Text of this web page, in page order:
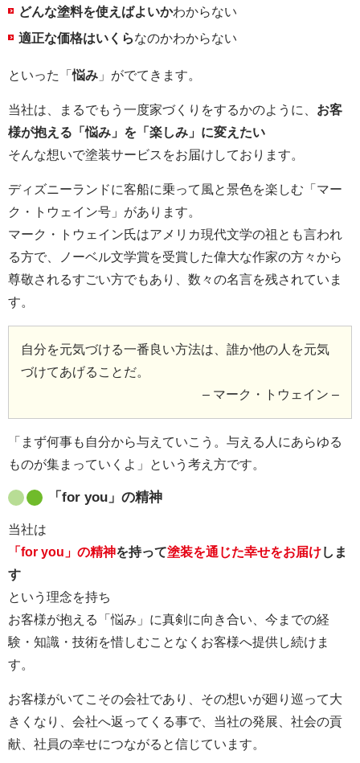
どんな塗料を使えばよいかわからない
適正な価格はいくらなのかわからない
といった「悩み 」がでてきます。
当社は、まるでもう一度家づくりをするかのように、 お客
様が抱える「悩み」を「楽しみ」に変えたい
そんな想いで塗装サービスをお届けしております。
ディズニーランドに客船に乗って風と景色を楽しむ「マー
ク・トウェイン号」があります。
マーク・トウェイン氏はアメリカ現代文学の祖とも言われ
る方で、ノーベル文学賞を受賞した偉大な作家の方々から
尊敬されるすごい方でもあり、数々の名言を残されていま
す。
自分を元気づける一番良い方法は、誰か他の人を元気
づけてあげることだ。
– マーク・トウェイン –
「まず何事も自分から与えていこう。与える人にあらゆる
ものが集まっていくよ」という考え方です。
「for you」の精神
当社は
「for you」の精神を持って塗装を通じた幸せをお届けしま
す
という理念を持ち
お客様が抱える「悩み」に真剣に向き合い、今までの経
験・知識・技術を惜しむことなくお客様へ提供し続けま
す。
お客様がいてこその会社であり、その想いが廻り巡って大
きくなり、会社へ返ってくる事で、当社の発展、社会の貢
献、社員の幸せにつながると信じています。